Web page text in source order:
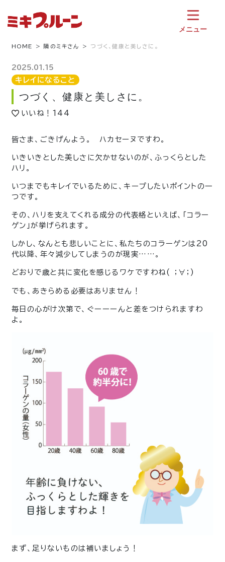
メニュー
HOME 隣のミキさん つづく、健康と美しさに。
2025.01.15
キレイになること
つづく、健康と美しさに。
いいね！ 144
皆さま、ごきげんよう。 ハカセーヌですわ。
いきいきとした美しさに欠かせないのが、ふっくらとした
ハリ。
いつまでもキレイでいるために、キープしたいポイントの一
つです。
その、ハリを支えてくれる成分の代表格といえば、「コラー
ゲン」が挙げられます。
しかし、なんとも悲しいことに、私たちのコラーゲンは20
代以降、年々減少してしまうのが現実……。
どおりで歳と共に変化を感じるワケですわね( ；∀；)
でも、あきらめる必要はありません！
毎日の心がけ次第で、ぐーーーんと差をつけられますわ
よ。
まず、足りないものは補いましょう！